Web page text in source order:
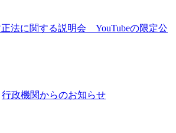
法に関する説明会 YouTubeの限定公
行政機関からのお知らせ